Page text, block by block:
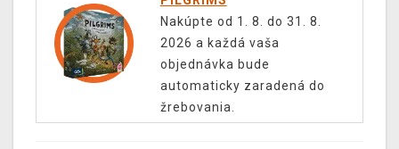
Nakúpte od 1. 8. do 31. 8.
2026 a každá vaša
objednávka bude
automaticky zaradená do
žrebovania.